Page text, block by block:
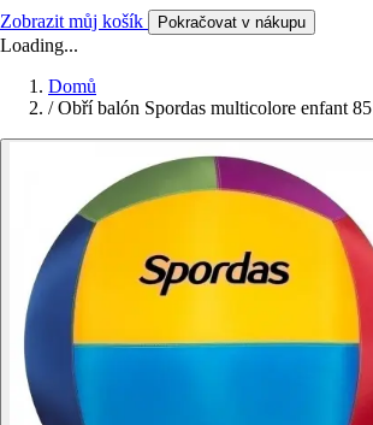
Zobrazit můj košík Pokračovat v nákupu
Loading...
Domů
/ Obří balón Spordas multicolore enfant